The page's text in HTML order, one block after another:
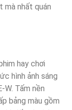
mà nhất quán
hay chơi
hình ảnh sáng
W. Tấm nền
bảng màu gồm